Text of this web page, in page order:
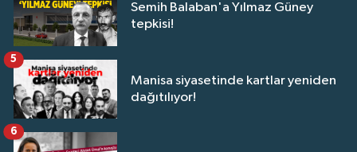
Semih Balaban'a Yılmaz Güney
tepkisi!
Manisa siyasetinde kartlar yeniden
dağıtılıyor!
5
6